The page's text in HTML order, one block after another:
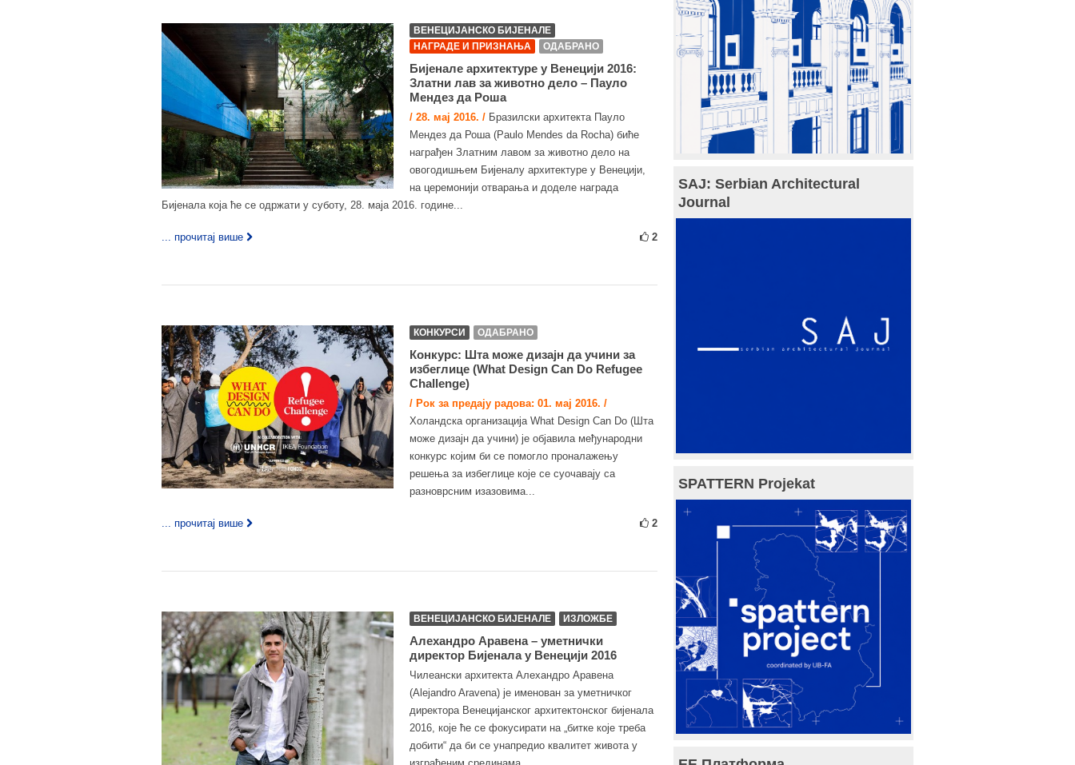
ВЕНЕЦИЈАНСКО БИЈЕНАЛЕ
НАГРАДЕ И ПРИЗНАЊА
ОДАБРАНО
Бијенале архитектуре у Венецији 2016:
Златни лав за животно дело – Пауло
Мендез да Роша
/ 28. мај 2016. / Бразилски архитекта Пауло
Мендез да Роша (Paulo Mendes da Rocha) биће
награђен Златним лавом за животно дело на
овогодишњем Бијеналу архитектуре у Венецији,
на церемонији отварања и доделе награда
Бијенала која ће се одржати у суботу, 28. маја 2016. године...
... прочитај више 2
КОНКУРСИ ОДАБРАНО
Конкурс: Шта може дизајн да учини за
избеглице (What Design Can Do Refugee
Challenge)
/ Рок за предају радова: 01. мај 2016. /
Холандска организација What Design Can Do (Шта
може дизајн да учини) је објавила међународни
конкурс којим би се помогло проналажењу
решења за избеглице које се суочавају са
разноврсним изазовима...
... прочитај више 2
ВЕНЕЦИЈАНСКО БИЈЕНАЛЕ ИЗЛОЖБЕ
Алехандро Аравена – уметнички
директор Бијенала у Венецији 2016
Чилеански архитекта Алехандро Аравена
(Alejandro Aravena) је именован за уметничког
директора Венецијанског архитектонског бијенала
2016, које ће се фокусирати на „битке које треба
добити“ да би се унапредио квалитет живота у
SAJ: Serbian Architectural
Journal
SPATTERN Projekat